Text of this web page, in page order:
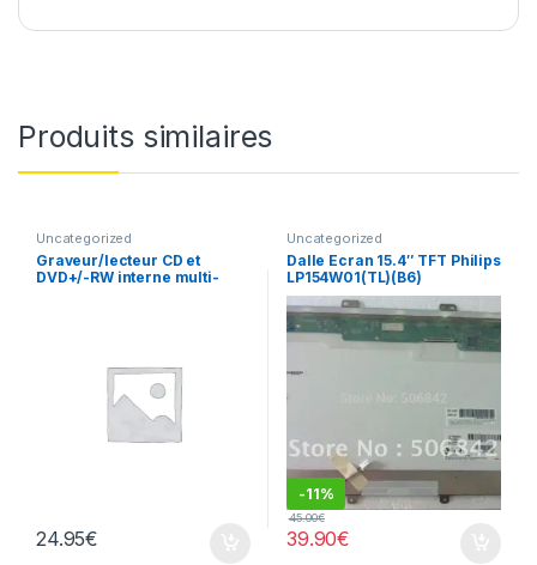
Produits similaires
Uncategorized
Graveur/lecteur CD et
DVD+/-RW interne multi-
24.95€
Uncategorized
Dalle Ecran 15.4″ TFT Philips
LP154W01(TL)(B6​)
-11%
39.90€
45.00€